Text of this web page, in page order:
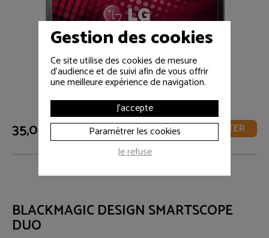
35,00 € HT AJOUTER
BLACKMAGIC DESIGN SMARTSCOPE
DUO
Gestion des cookies
Ce site utilise des cookies de mesure
d'audience et de suivi afin de vous offrir
une meilleure expérience de navigation.
J'accepte
Paramétrer les cookies
Je refuse